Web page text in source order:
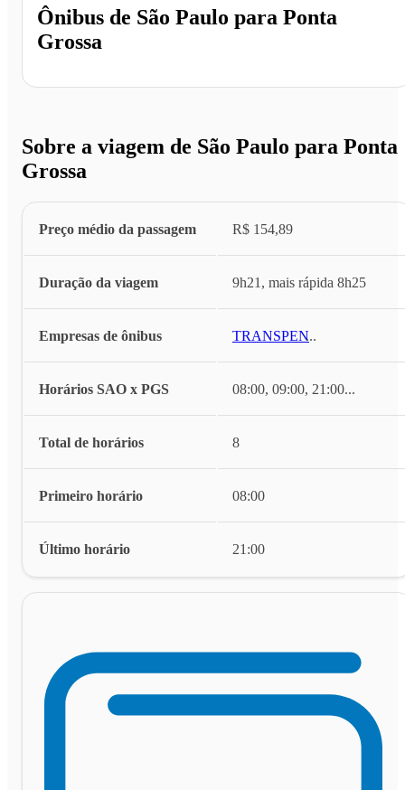
Ônibus de São Paulo para Ponta
Grossa
Sobre a viagem de São Paulo para Ponta
Grossa
Preço médio da passagem R$ 154,89
Duração da viagem 9h21, mais rápida 8h25
Empresas de ônibus TRANSPEN...
Horários SAO x PGS 08:00, 09:00, 21:00...
Total de horários 8
Primeiro horário 08:00
Último horário 21:00